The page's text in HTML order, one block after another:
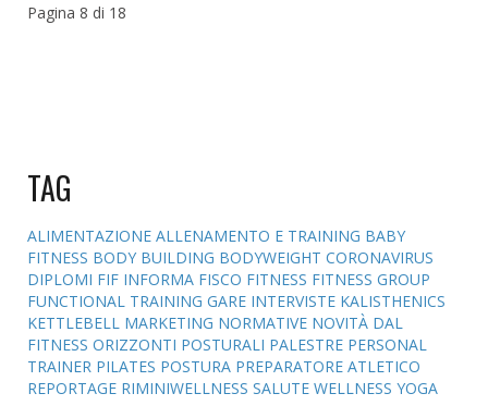
Pagina 8 di 18
TAG
ALIMENTAZIONE ALLENAMENTO E TRAINING BABY
FITNESS BODY BUILDING BODYWEIGHT CORONAVIRUS
DIPLOMI FIF INFORMA FISCO FITNESS FITNESS GROUP
FUNCTIONAL TRAINING GARE INTERVISTE KALISTHENICS
KETTLEBELL MARKETING NORMATIVE NOVITÀ DAL
FITNESS ORIZZONTI POSTURALI PALESTRE PERSONAL
TRAINER PILATES POSTURA PREPARATORE ATLETICO
REPORTAGE RIMINIWELLNESS SALUTE WELLNESS YOGA